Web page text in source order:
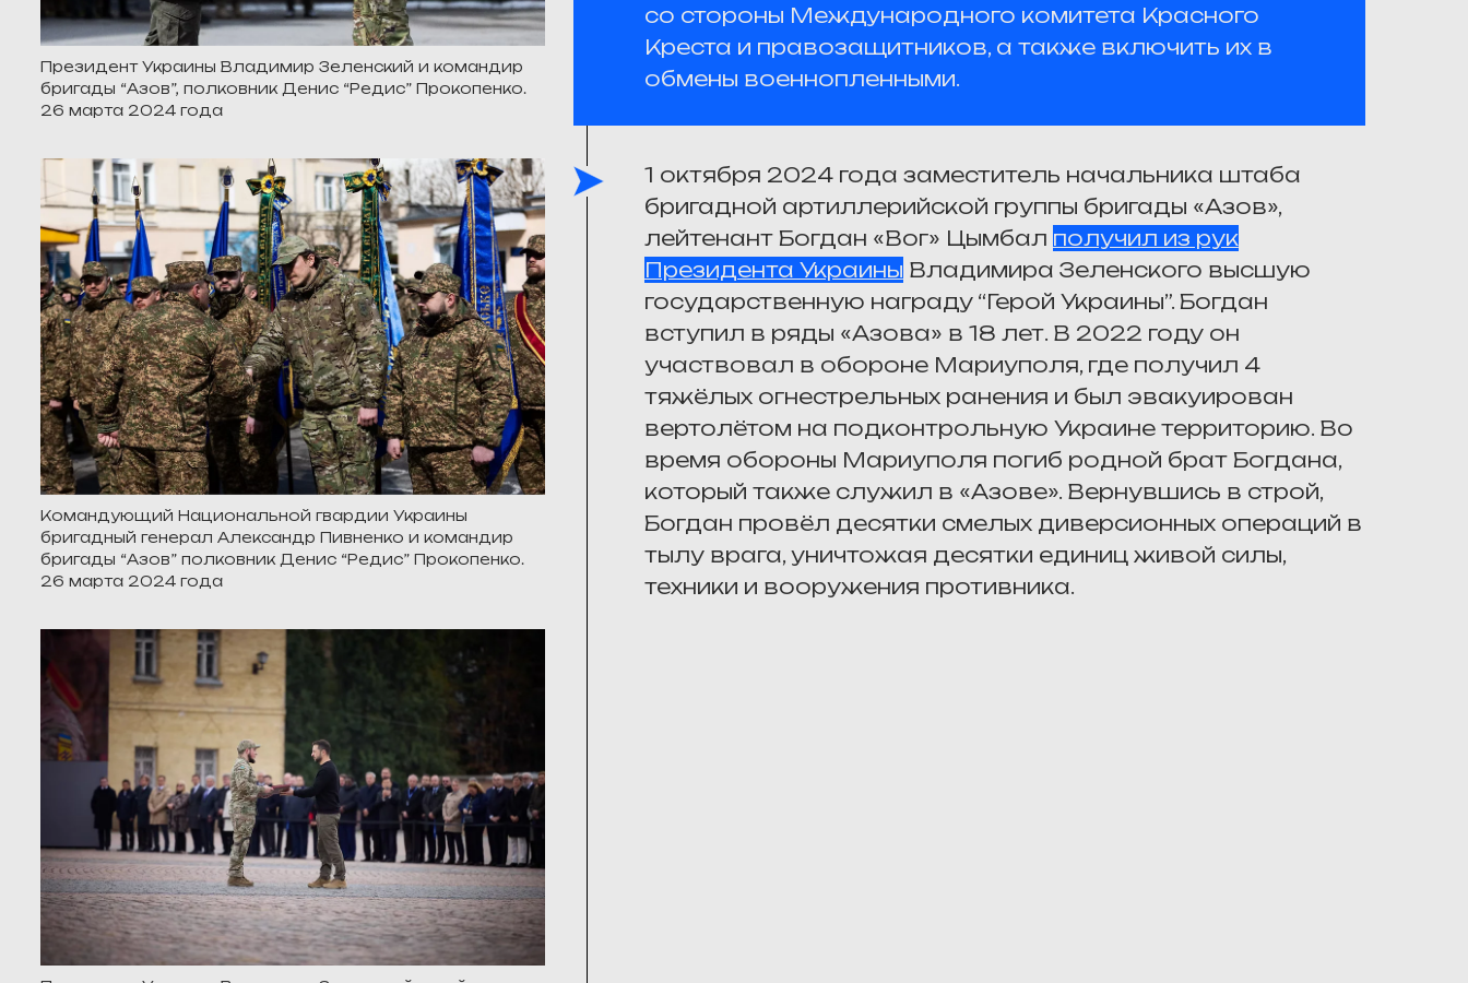
Президент Украины Владимир Зеленский и командир
бригады “Азов”, полковник Денис “Редис” Прокопенко.
26 марта 2024 года
Командующий Национальной гвардии Украины
бригадный генерал Александр Пивненко и командир
бригады “Азов” полковник Денис “Редис” Прокопенко.
26 марта 2024 года
со стороны Международного комитета Красного
Креста и правозащитников, а также включить их в
обмены военнопленными.
1 октября 2024 года заместитель начальника штаба
бригадной артиллерийской группы бригады «Азов»,
лейтенант Богдан «Вог» Цымбал получил из рук
Президента Украины Владимира Зеленского высшую
государственную награду “Герой Украины”. Богдан
вступил в ряды «Азова» в 18 лет. В 2022 году он
участвовал в обороне Мариуполя, где получил 4
тяжёлых огнестрельных ранения и был эвакуирован
вертолётом на подконтрольную Украине территорию. Во
время обороны Мариуполя погиб родной брат Богдана,
который также служил в «Азове». Вернувшись в строй,
Богдан провёл десятки смелых диверсионных операций в
тылу врага, уничтожая десятки единиц живой силы,
техники и вооружения противника.